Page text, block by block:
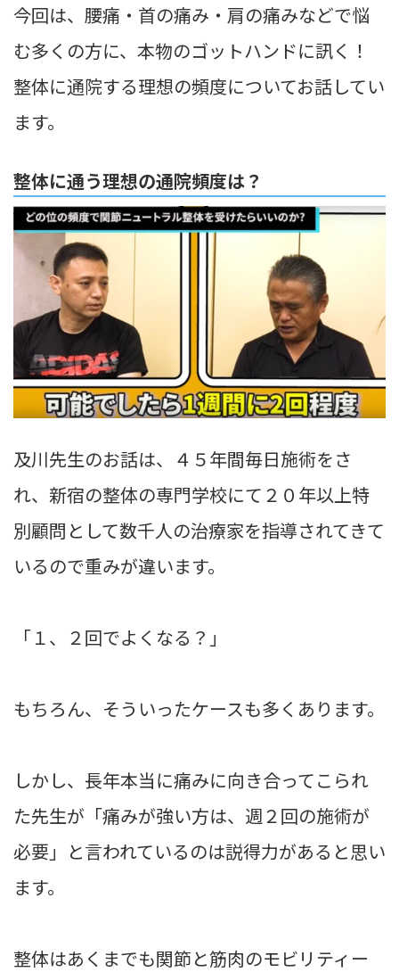
今回は、腰痛・首の痛み・肩の痛みなどで悩
む多くの方に、本物のゴットハンドに訊く！
整体に通院する理想の頻度についてお話してい
ます。
整体に通う理想の通院頻度は？
及川先生のお話は、４５年間毎日施術をさ
れ、新宿の整体の専門学校にて２０年以上特
別顧問として数千人の治療家を指導されてきて
いるので重みが違います。
「１、２回でよくなる？」
もちろん、そういったケースも多くあります。
しかし、長年本当に痛みに向き合ってこられ
た先生が「痛みが強い方は、週２回の施術が
必要」と言われているのは説得力があると思い
ます。
整体はあくまでも関節と筋肉のモビリティー